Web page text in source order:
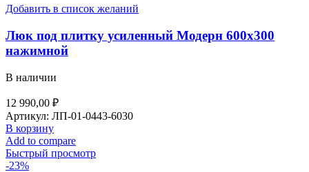
Добавить в список желаний
Люк под плитку усиленный Модерн 600х300
нажимной
В наличии
12 990,00 ₽
Артикул: ЛП-01-0443-6030
В корзину
Add to compare
Быстрый просмотр
-23%